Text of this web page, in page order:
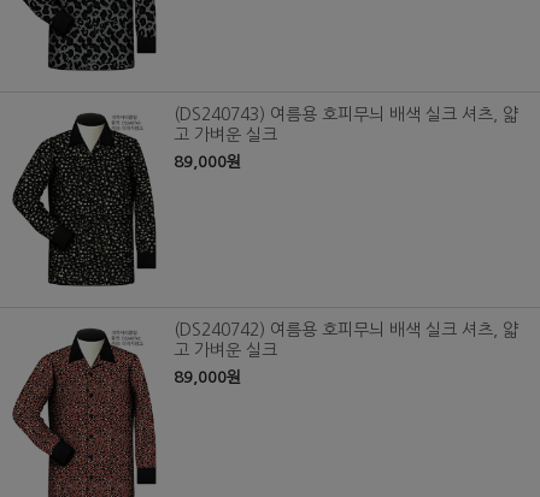
(DS240743) 여름용 호피무늬 배색 실크 셔츠, 얇
고 가벼운 실크
89,000원
(DS240742) 여름용 호피무늬 배색 실크 셔츠, 얇
고 가벼운 실크
89,000원